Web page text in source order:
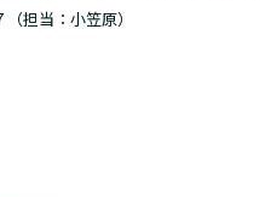
担当：小笠原）